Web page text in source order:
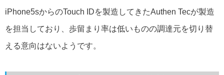
iPhone5sからのTouch IDを製造してきたAuthen Tecが製造
を担当しており、歩留まり率は低いものの調達元を切り替
える意向はないようです。